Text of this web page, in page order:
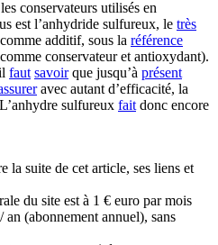
conservateurs utilisés en
est l’anhydride sulfureux, le très
additif, sous la référence
conservateur et antioxydant).
faut savoirque jusqu’à présent
avec autant d’efficacité, la
sulfureux fait donc encore
la suite de cet article, ses liens et
du site est à 1 € euro par mois
(abonnement annuel), sans